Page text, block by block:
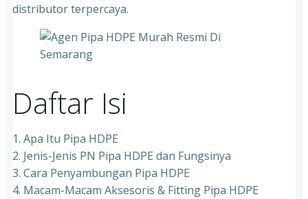
distributor terpercaya.
Daftar Isi
1. Apa Itu Pipa HDPE
2. Jenis-Jenis PN Pipa HDPE dan Fungsinya
3. Cara Penyambungan Pipa HDPE
4. Macam-Macam Aksesoris & Fitting Pipa HDPE